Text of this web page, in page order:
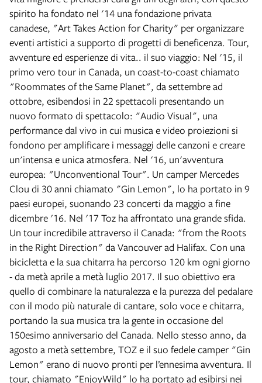
spirito ha fondato nel '14 una fondazione privata
canadese, "Art Takes Action for Charity" per organizzare
eventi artistici a supporto di progetti di beneficenza. Tour,
avventure ed esperienze di vita.. il suo viaggio: Nel '15, il
primo vero tour in Canada, un coast-to-coast chiamato
"Roommates of the Same Planet", da settembre ad
ottobre, esibendosi in 22 spettacoli presentando un
nuovo formato di spettacolo: "Audio Visual", una
performance dal vivo in cui musica e video proiezioni si
fondono per amplificare i messaggi delle canzoni e creare
un'intensa e unica atmosfera. Nel '16, un'avventura
europea: "Unconventional Tour". Un camper Mercedes
Clou di 30 anni chiamato "Gin Lemon", lo ha portato in 9
paesi europei, suonando 23 concerti da maggio a fine
dicembre '16. Nel '17 Toz ha affrontato una grande sfida.
Un tour incredibile attraverso il Canada: "from the Roots
in the Right Direction" da Vancouver ad Halifax. Con una
bicicletta e la sua chitarra ha percorso 120 km ogni giorno
- da metà aprile a metà luglio 2017. Il suo obiettivo era
quello di combinare la naturalezza e la purezza del pedalare
con il modo più naturale di cantare, solo voce e chitarra,
portando la sua musica tra la gente in occasione del
150esimo anniversario del Canada. Nello stesso anno, da
agosto a metà settembre, TOZ e il suo fedele camper "Gin
Lemon" erano di nuovo pronti per l’ennesima avventura. Il
tour, chiamato "EnjoyWild" lo ha portato ad esibirsi nei